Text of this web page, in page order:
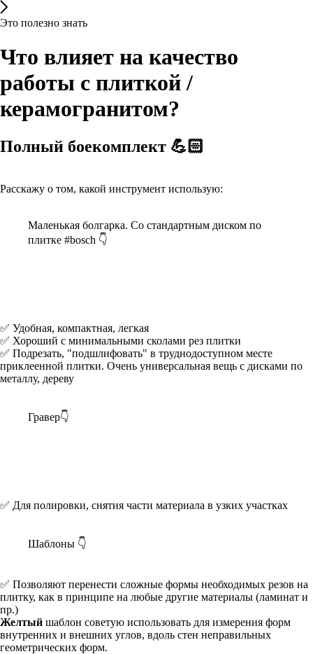
Это полезно знать
Что влияет на качество
работы с плиткой /
керамогранитом?
Полный боекомплект 💪🏻
Расскажу о том, какой инструмент использую:
Маленькая болгарка. Со стандартным диском по
плитке #bosch 👇
✅ Удобная, компактная, легкая
✅ Хороший с минимальными сколами рез плитки
✅ Подрезать, "подшлифовать" в труднодоступном месте
приклеенной плитки. Очень универсальная вещь с дисками по
металлу, дереву
Гравер👇
✅ Для полировки, снятия части материала в узких участках
Шаблоны 👇
✅ Позволяют перенести сложные формы необходимых резов на
плитку, как в принципе на любые другие материалы (ламинат и
пр.)
Желтый шаблон советую использовать для измерения форм
внутренних и внешних углов, вдоль стен неправильных
геометрических форм.